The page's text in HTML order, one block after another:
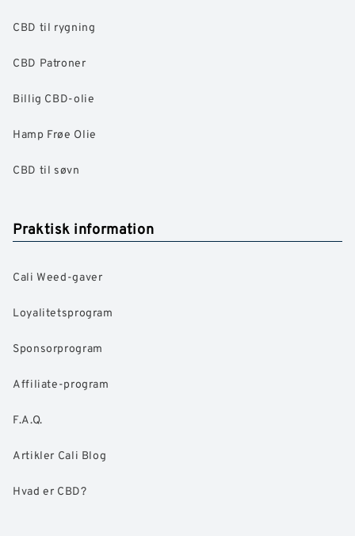
CBD til rygning
CBD Patroner
Billig CBD-olie
Hamp Frøe Olie
CBD til søvn
Praktisk information
Cali Weed-gaver
Loyalitetsprogram
Sponsorprogram
Affiliate-program
F.A.Q.
Artikler Cali Blog
Hvad er CBD?